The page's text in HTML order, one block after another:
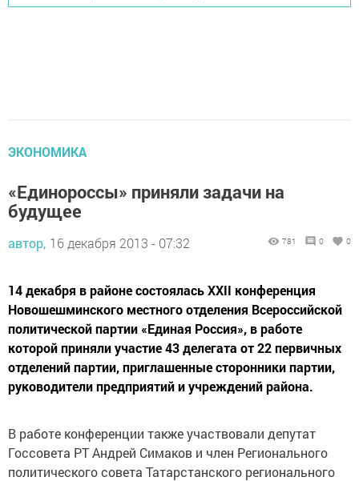
ЭКОНОМИКА
«Единороссы» приняли задачи на
будущее
автор, 16 декабря 2013 - 07:32 781 0 0
14 декабря в районе состоялась XXII конференция
Новошешминского местного отделения Всероссийской
политической партии «Единая Россия», в работе
которой приняли участие 43 делегата от 22 первичных
отделений партии, приглашенные сторонники партии,
руководители предприятий и учреждений района.
В работе конференции также участвовали депутат
Госсовета РТ Андрей Симаков и член Регионального
политического совета Татарстанского регионального